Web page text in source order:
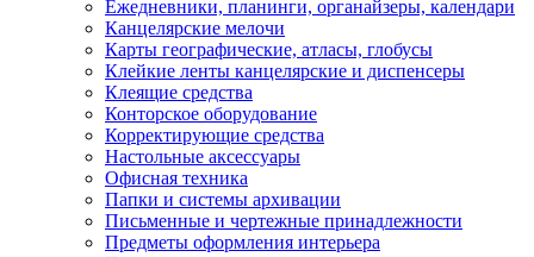
Ежедневники, планинги, органайзеры, календари
Канцелярские мелочи
Карты географические, атласы, глобусы
Клейкие ленты канцелярские и диспенсеры
Клеящие средства
Конторское оборудование
Корректирующие средства
Настольные аксессуары
Офисная техника
Папки и системы архивации
Письменные и чертежные принадлежности
Предметы оформления интерьера